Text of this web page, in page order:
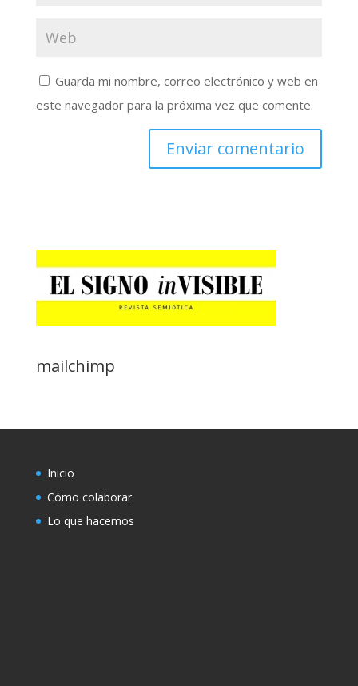
Guarda mi nombre, correo electrónico y web en
este navegador para la próxima vez que comente.
mailchimp
Inicio
Cómo colaborar
Lo que hacemos